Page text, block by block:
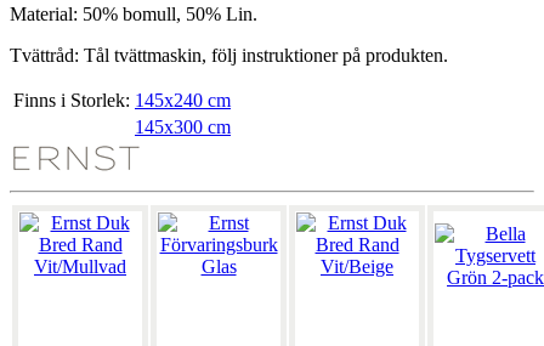
Material: 50% bomull, 50% Lin.
Tvättråd: Tål tvättmaskin, följ instruktioner på produkten.
Finns i Storlek: 145x240 cm
145x300 cm